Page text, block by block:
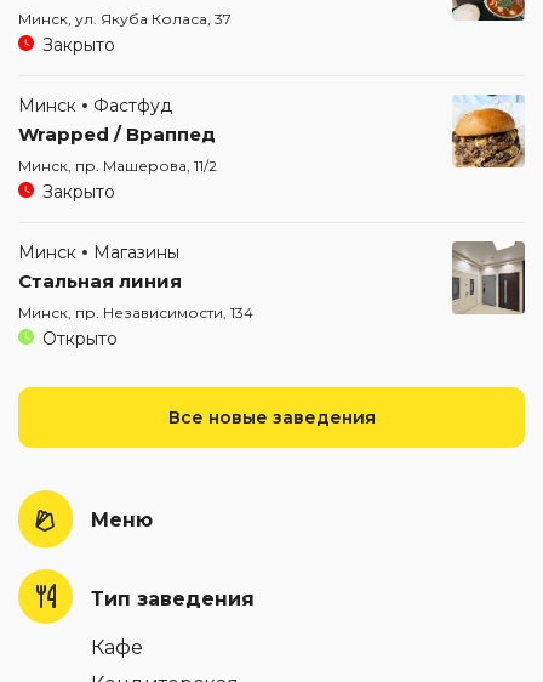
Меню
Тип заведения
Кафе
Минск, ул. Якуба Коласа, 37
Закрыто
Минск Фастфуд
Wrapped / Враппед
Минск, пр. Машерова, 11/2
Закрыто
Минск Магазины
Стальная линия
Минск, пр. Независимости, 134
Открыто
Все новые заведения